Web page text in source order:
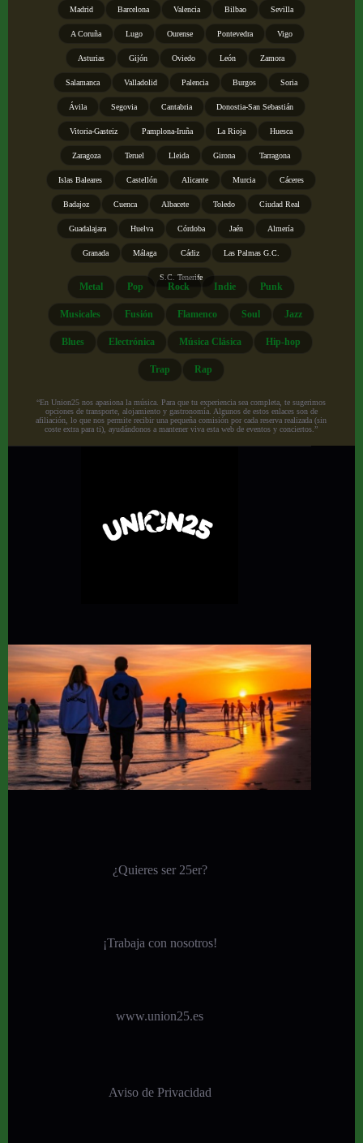
Madrid Barcelona Valencia Bilbao Sevilla
A Coruña Lugo Ourense Pontevedra Vigo
Asturias Gijón Oviedo León Zamora
Salamanca Valladolid Palencia Burgos Soria
Ávila Segovia Cantabria Donostia-San Sebastián
Vitoria-Gasteiz Pamplona-Iruña La Rioja Huesca
Zaragoza Teruel Lleida Girona Tarragona
Islas Baleares Castellón Alicante Murcia Cáceres
Badajoz Cuenca Albacete Toledo Ciudad Real
Guadalajara Huelva Córdoba Jaén Almería
Granada Málaga Cádiz Las Palmas G.C.
S.C. Tenerife
Metal Pop Rock Indie Punk
Musicales Fusión Flamenco Soul Jazz
Blues Electrónica Música Clásica Hip-hop
Trap Rap
“En Union25 nos apasiona la música. Para que tu experiencia sea completa, te sugerimos
opciones de transporte, alojamiento y gastronomía. Algunos de estos enlaces son de
afiliación, lo que nos permite recibir una pequeña comisión por cada reserva realizada (sin
coste extra para ti), ayudándonos a mantener viva esta web de eventos y conciertos.”
¿Quieres ser 25er?
¡Trabaja con nosotros!
www.union25.es
Aviso de Privacidad